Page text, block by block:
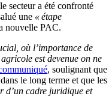
secteur a été confronté
une « étape
nouvelle PAC.
où l’importance de
est devenue on ne
, soulignant que
le long terme et que les
d’un cadre juridique et